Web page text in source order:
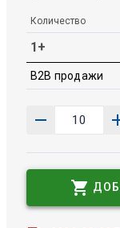
Количество
1+
B2B продажи